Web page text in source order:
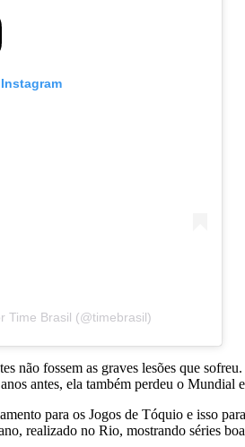
Time Brasil (@timebrasil)
não fossem as graves lesões que
antes, ela também perdeu o Mundial
para os Jogos de Tóquio e isso
realizado no Rio, mostrando séries